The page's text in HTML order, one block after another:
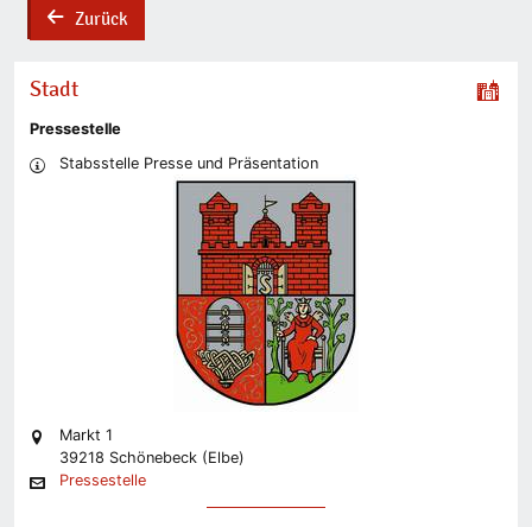
backZurück
Stadt
Pressestelle
Stabsstelle Presse und Präsentation
Markt 1
39218 Schönebeck (Elbe)
Pressestelle